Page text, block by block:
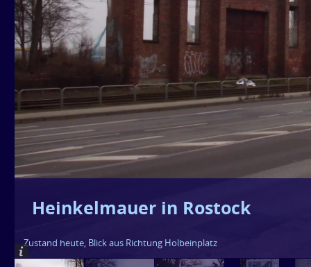
Heinkelmauer in Rostock
Zustand heute, Blick aus Richtung Holbeinplatz